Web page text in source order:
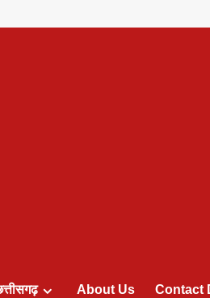
About Us Contact